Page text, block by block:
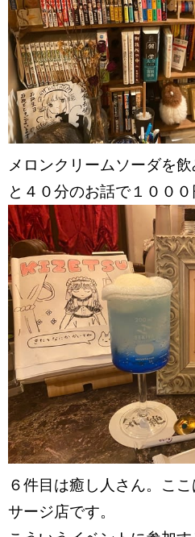
メロンクリームソーダを
と４０分のお話で１０００
６件目は癒し人さん。こ
サージ店です。